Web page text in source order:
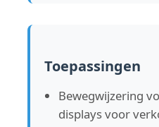
Toepassingen
Bewegwijzering
displays voor